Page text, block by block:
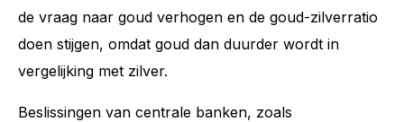
de vraag naar goud verhogen en de goud-zilverratio
doen stijgen, omdat goud dan duurder wordt in
vergelijking met zilver.
Beslissingen van centrale banken, zoals